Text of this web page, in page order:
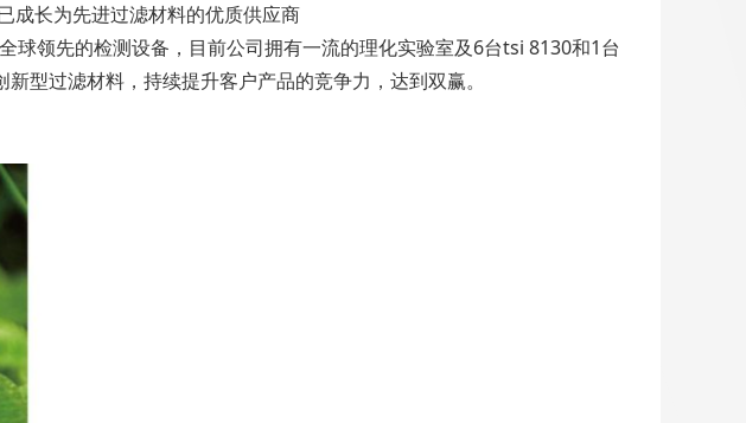
成长为先进过滤材料的优质供应商
领先的检测设备，目前公司拥有一流的理化实验室及6台tsi 8130和1台
型过滤材料，持续提升客户产品的竞争力，达到双赢。